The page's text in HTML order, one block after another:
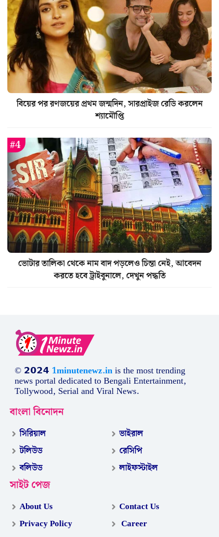
বিয়ের পর রণজয়ের প্রথম জন্মদিন, সারপ্রাইজ রেডি করলেন
শ্যামৌপ্তি
ভোটার তালিকা থেকে নাম বাদ পড়লেও চিন্তা নেই, আবেদন
করতে হবে ট্রাইবুনালে, দেখুন পদ্ধতি
© 𝟮𝟬𝟮𝟰 1minutenewz.inis the most trending
news portal dedicated to Bengali Entertainment,
Tollywood, Serial and Viral News.
বাংলা বিনোদন
সিরিয়াল
টলিউড
বলিউড
ভাইরাল
রেসিপি
লাইফস্টাইল
সাইট পেজ
About Us
Privacy Policy
Contact Us
Career